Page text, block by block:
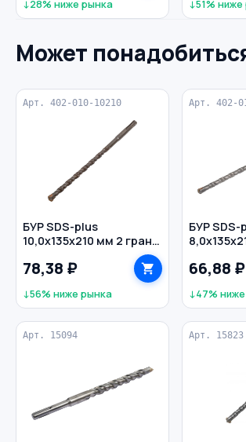
↓28% ниже рынка ↓51%
Может
Арт. 402-010-10210
БУР SDS-plus
10,0х135х210 мм 2 грани
по бетону HEADROCK
78,38 ₽
↓56% ниже рынка
Арт. 402-
БУР SDS-
по
66,88 ₽
↓47%
Арт. 15094 Арт. 15823